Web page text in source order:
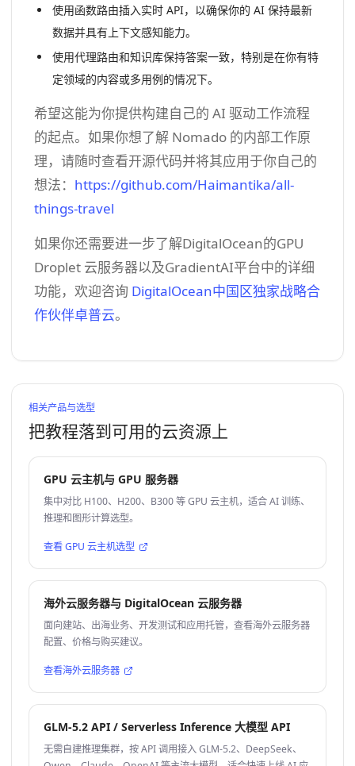
使用函数路由插入实时 API，以确保你的 AI 保持最新
数据并具有上下文感知能力。
使用代理路由和知识库保持答案一致，特别是在你有特
定领域的内容或多用例的情况下。
希望这能为你提供构建自己的 AI 驱动工作流程
的起点。如果你想了解 Nomado 的内部工作原
理，请随时查看开源代码并将其应用于你自己的
想法： https://github.com/Haimantika/all-
things-travel
如果你还需要进一步了解DigitalOcean的GPU
Droplet 云服务器以及GradientAI平台中的详细
功能，欢迎咨询 DigitalOcean中国区独家战略合
作伙伴卓普云。
相关产品与选型
把教程落到可用的云资源上
GPU 云主机与 GPU 服务器
集中对比 H100、H200、B300 等 GPU 云主机，适合 AI 训练、
推理和图形计算选型。
查看 GPU 云主机选型
海外云服务器与 DigitalOcean 云服务器
面向建站、出海业务、开发测试和应用托管，查看海外云服务器
配置、价格与购买建议。
查看海外云服务器
GLM-5.2 API / Serverless Inference 大模型 API
无需自建推理集群，按 API 调用接入 GLM-5.2、DeepSeek、